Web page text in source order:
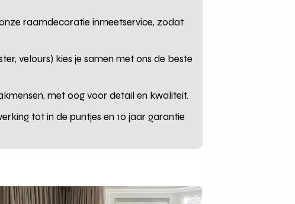
raamdecoratie inmeetservice, zodat
velours) kies je samen met ons de beste
met oog voor detail en kwaliteit.
tot in de puntjes en 10 jaar garantie